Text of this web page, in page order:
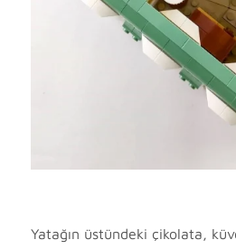
Yatağın üstündeki çikolata,